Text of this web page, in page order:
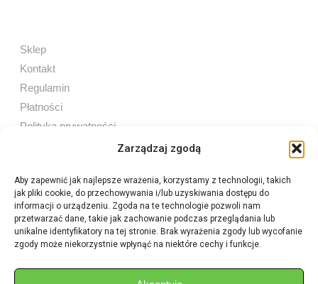
Zarządzaj zgodą
Aby zapewnić jak najlepsze wrażenia, korzystamy z technologii, takich
jak pliki cookie, do przechowywania i/lub uzyskiwania dostępu do
informacji o urządzeniu. Zgoda na te technologie pozwoli nam
przetwarzać dane, takie jak zachowanie podczas przeglądania lub
unikalne identyfikatory na tej stronie. Brak wyrażenia zgody lub wycofanie
zgody może niekorzystnie wpłynąć na niektóre cechy i funkcje.
Sklep
Kontakt
Regulamin
Płatności
Polityka prywatności
Sprzedaż internetowa
Tel:605 603 753
Sprzedaż detaliczna